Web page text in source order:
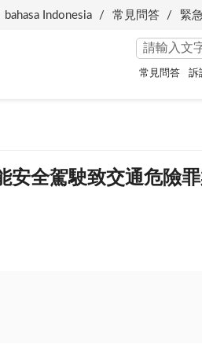
bahasa Indonesia 常見問答 緊
常見問答 訴
全駕駛致交通危險